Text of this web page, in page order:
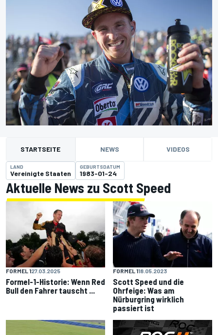
STARTSEITE NEWS VIDEOS
LAND
Vereinigte Staaten
GEBURTSDATUM
1983-01-24
Aktuelle News zu Scott Speed
FORMEL 127.03.2025
Formel-1-Historie: Wenn Red
Bull den Fahrer tauscht ...
FORMEL 118.05.2023
Scott Speed und die
Ohrfeige: Was am
Nürburgring wirklich
passiert ist